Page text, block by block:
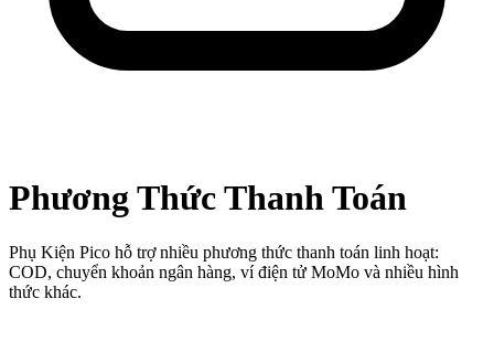
Phương Thức Thanh Toán
Phụ Kiện Pico hỗ trợ nhiều phương thức thanh toán linh hoạt:
COD, chuyển khoản ngân hàng, ví điện tử MoMo và nhiều hình
thức khác.